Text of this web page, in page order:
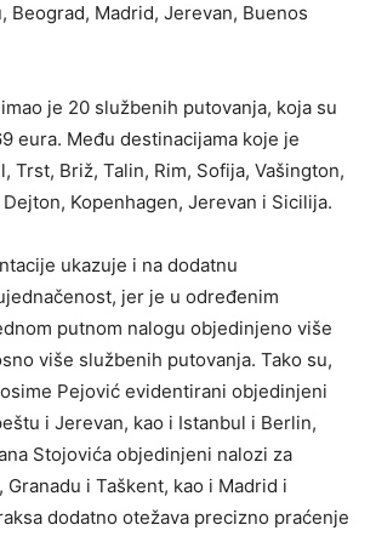
Beograd, Madrid, Jerevan, Buenos
je 20 službenih putovanja, koja su
eura. Među destinacijama koje je
Trst, Briž, Talin, Rim, Sofija, Vašington,
Kopenhagen, Jerevan i Sicilija.
ukazuje i na dodatnu
jer je u određenim
putnom nalogu objedinjeno više
više službenih putovanja. Tako su,
Pejović evidentirani objedinjeni
i Jerevan, kao i Istanbul i Berlin,
Stojovića objedinjeni nalozi za
i Taškent, kao i Madrid i
dodatno otežava precizno praćenje